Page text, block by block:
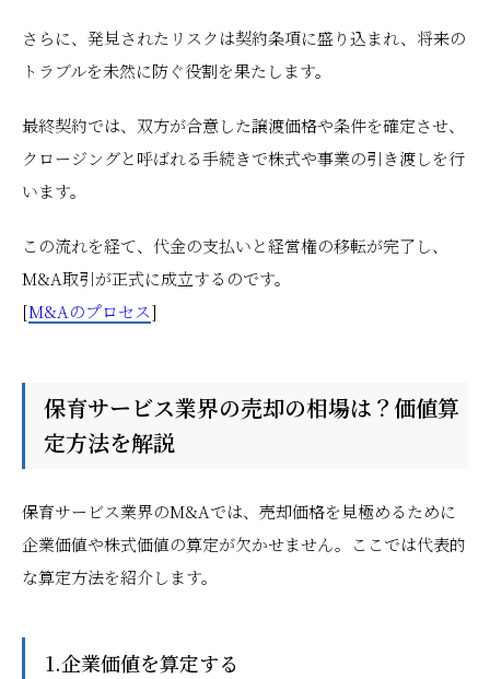
さらに、発見されたリスクは契約条項に盛り込まれ、将来の
トラブルを未然に防ぐ役割を果たします。
最終契約では、双方が合意した譲渡価格や条件を確定させ、
クロージングと呼ばれる手続きで株式や事業の引き渡しを行
います。
この流れを経て、代金の支払いと経営権の移転が完了し、
M&A取引が正式に成立するのです。
[M&Aのプロセス]
保育サービス業界の売却の相場は？価値算
定方法を解説
保育サービス業界のM&Aでは、売却価格を見極めるために
企業価値や株式価値の算定が欠かせません。ここでは代表的
な算定方法を紹介します。
1.企業価値を算定する